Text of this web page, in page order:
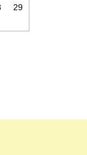
29